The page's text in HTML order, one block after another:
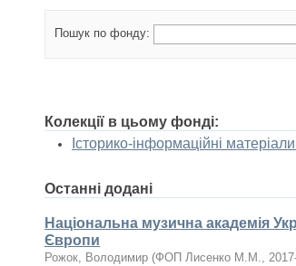
Пошук по фонду:
Колекції в цьому фонді:
Історико-інформаційні
Останні додані
Національна музична академія
Європи
Рожок, Володимир (ФОП Лисенко М.М.,